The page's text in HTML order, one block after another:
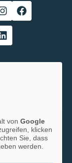
von Google
klicken
Sie, dass
werden.